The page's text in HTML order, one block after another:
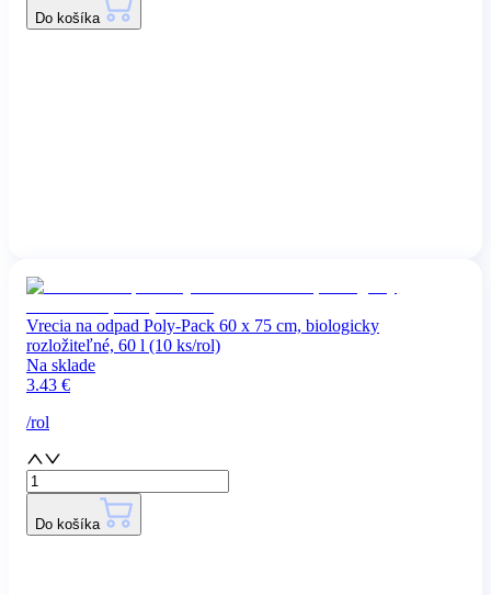
Do košíka
Vrecia na odpad Poly-Pack 60 x 75 cm, biologicky
rozložiteľné, 60 l (10 ks/rol)
Na sklade
3.43 €
/rol
Do košíka